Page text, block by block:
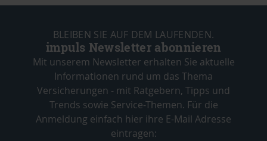
BLEIBEN SIE AUF DEM LAUFENDEN.
impuls Newsletter abonnieren
Mit unserem Newsletter erhalten Sie aktuelle
Informationen rund um das Thema
Versicherungen - mit Ratgebern, Tipps und
Trends sowie Service-Themen. Für die
Anmeldung einfach hier ihre E-Mail Adresse
eintragen: